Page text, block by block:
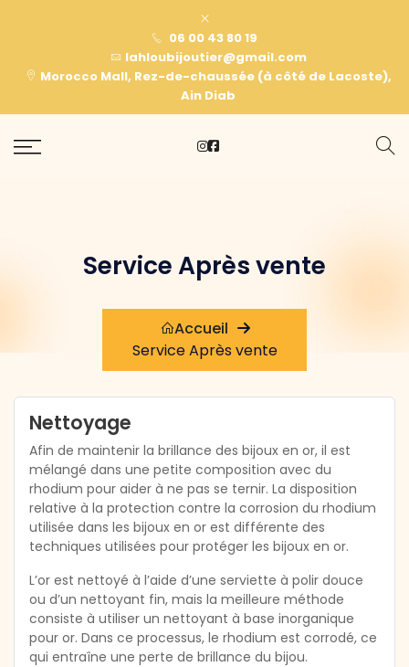
06 00 43 80 19
lahloubijoutier@gmail.com
Morocco Mall, Rez-de-chaussée (à côté de Lacoste),
Ain Diab
Service Après vente
Accueil
Service Après vente
Nettoyage
Afin de maintenir la brillance des bijoux en or, il est
mélangé dans une petite composition avec du
rhodium pour aider à ne pas se ternir. La disposition
relative à la protection contre la corrosion du rhodium
utilisée dans les bijoux en or est différente des
techniques utilisées pour protéger les bijoux en or.
L’or est nettoyé à l’aide d’une serviette à polir douce
ou d’un nettoyant fin, mais la meilleure méthode
consiste à utiliser un nettoyant à base inorganique
pour or. Dans ce processus, le rhodium est corrodé, ce
qui entraîne une perte de brillance du bijou.